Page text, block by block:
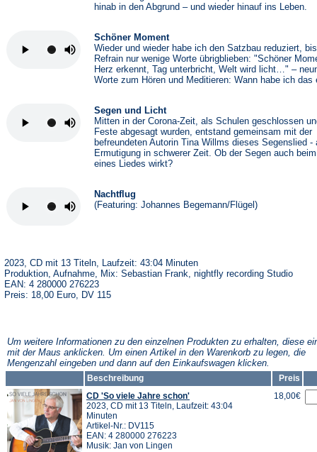
hinab in den Abgrund – und wieder hinauf ins Leben.
Schöner Moment
Wieder und wieder habe ich den Satzbau reduziert,
Refrain nur wenige Worte übrigblieben: "Schöner
Herz erkennt, Tag unterbricht, Welt wird licht…" –
Worte zum Hören und Meditieren: Wann habe ich das
Segen und Licht
Mitten in der Corona-Zeit, als Schulen geschlossen
Feste abgesagt wurden, entstand gemeinsam mit der
befreundeten Autorin Tina Willms dieses Segenslied -
Ermutigung in schwerer Zeit. Ob der Segen auch
eines Liedes wirkt?
Nachtflug
(Featuring: Johannes Begemann/Flügel)
2023, CD mit 13 Titeln, Laufzeit: 43:04 Minuten
Produktion, Aufnahme, Mix: Sebastian Frank, nightfly recording Studio
EAN: 4 280000 276223
Preis: 18,00 Euro, DV 115
Um weitere Informationen zu den einzelnen Produkten zu erhalten, diese
mit der Maus anklicken. Um einen Artikel in den Warenkorb zu legen, die
Mengenzahl eingeben und dann auf den Einkaufswagen klicken.
Beschreibung
Preis
CD 'So viele Jahre schon'
2023, CD mit 13 Titeln, Laufzeit: 43:04
Minuten
Artikel-Nr.: DV115
EAN: 4 280000 276223
Musik: Jan von Lingen
18,00€